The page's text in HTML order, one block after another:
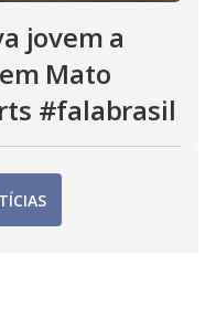
jovem a
Mato
#falabrasil